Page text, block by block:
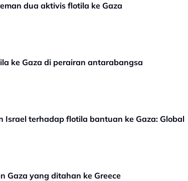
dua aktivis flotila ke Gaza
ke Gaza di perairan antarabangsa
Israel terhadap flotila bantuan ke Gaza: Global
Gaza yang ditahan ke Greece